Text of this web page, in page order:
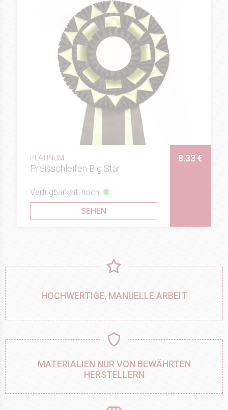
PLATINUM
Preisschleifen Big Star
8.33 €
Verfügbarkeit: hoch
SEHEN
HOCHWERTIGE, MANUELLE ARBEIT
MATERIALIEN NUR VON BEWÄHRTEN
HERSTELLERN